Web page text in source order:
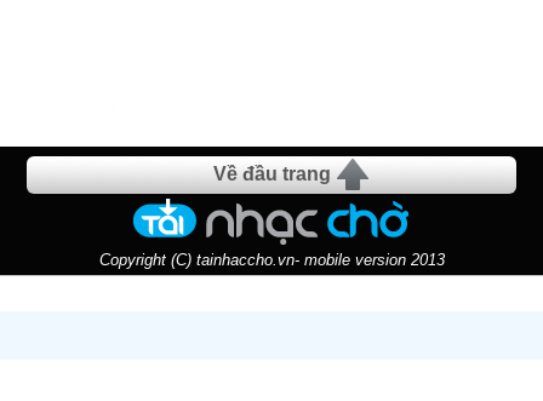
Về đầu trang
Copyright (C) tainhaccho.vn- mobile version 2013